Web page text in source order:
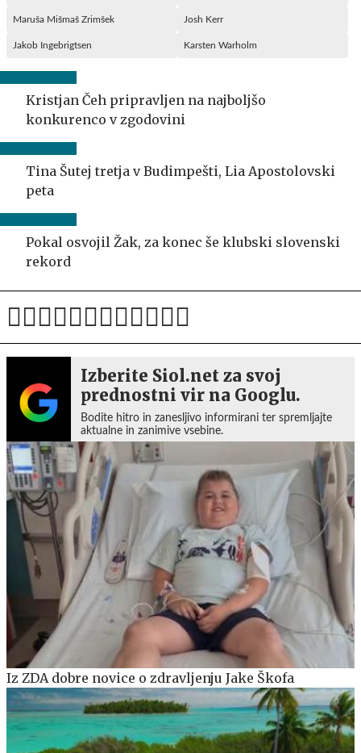
Maruša Mišmaš Zrimšek Josh Kerr
Jakob Ingebrigtsen Karsten Warholm
Kristjan Čeh pripravljen na najboljšo
konkurenco v zgodovini
Tina Šutej tretja v Budimpešti, Lia Apostolovski
peta
Pokal osvojil Žak, za konec še klubski slovenski
rekord
Izberite Siol.net za svoj
prednostni vir na Googlu.
Bodite hitro in zanesljivo informirani ter spremljajte
aktualne in zanimive vsebine.
Iz ZDA dobre novice o zdravljenju Jake Škofa